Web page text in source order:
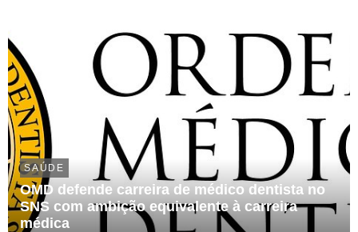
SAÚDE
OMD defende carreira de médico dentista no
SNS com ambição equivalente à carreira
médica